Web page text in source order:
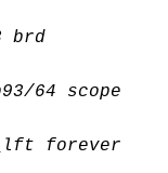
brd
64 scope
forever